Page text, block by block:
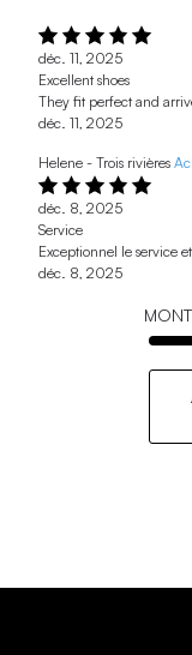
déc. 11, 2025
Excellent shoes
They fit perfect and
déc. 11, 2025
Helene - Trois rivières
déc. 8, 2025
Service
Exceptionnel le service
déc. 8, 2025